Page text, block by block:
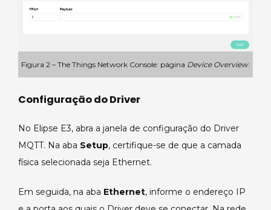
Figura 2 – The Things Network Console: página Device Overview.
Configuração do Driver
No Elipse E3, abra a janela de configuração do Driver
MQTT. Na aba Setup, certifique-se de que a camada
física selecionada seja Ethernet.
Em seguida, na aba Ethernet, informe o endereço IP